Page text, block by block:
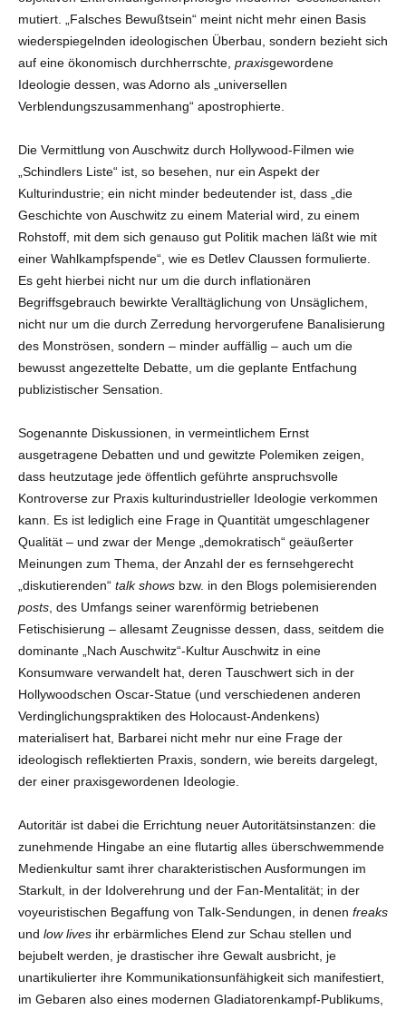
mutiert. „Falsches Bewußtsein“ meint nicht mehr einen Basis
wiederspiegelnden ideologischen Überbau, sondern bezieht sich
auf eine ökonomisch durchherrschte, praxisgewordene
Ideologie dessen, was Adorno als „universellen
Verblendungszusammenhang“ apostrophierte.
Die Vermittlung von Auschwitz durch Hollywood-Filmen wie
„Schindlers Liste“ ist, so besehen, nur ein Aspekt der
Kulturindustrie; ein nicht minder bedeutender ist, dass „die
Geschichte von Auschwitz zu einem Material wird, zu einem
Rohstoff, mit dem sich genauso gut Politik machen läßt wie mit
einer Wahlkampfspende“, wie es Detlev Claussen formulierte.
Es geht hierbei nicht nur um die durch inflationären
Begriffsgebrauch bewirkte Veralltäglichung von Unsäglichem,
nicht nur um die durch Zerredung hervorgerufene Banalisierung
des Monströsen, sondern – minder auffällig – auch um die
bewusst angezettelte Debatte, um die geplante Entfachung
publizistischer Sensation.
Sogenannte Diskussionen, in vermeintlichem Ernst
ausgetragene Debatten und und gewitzte Polemiken zeigen,
dass heutzutage jede öffentlich geführte anspruchsvolle
Kontroverse zur Praxis kulturindustrieller Ideologie verkommen
kann. Es ist lediglich eine Frage in Quantität umgeschlagener
Qualität – und zwar der Menge „demokratisch“ geäußerter
Meinungen zum Thema, der Anzahl der es fernsehgerecht
„diskutierenden“ talk shows bzw. in den Blogs polemisierenden
posts, des Umfangs seiner warenförmig betriebenen
Fetischisierung – allesamt Zeugnisse dessen, dass, seitdem die
dominante „Nach Auschwitz“-Kultur Auschwitz in eine
Konsumware verwandelt hat, deren Tauschwert sich in der
Hollywoodschen Oscar-Statue (und verschiedenen anderen
Verdinglichungspraktiken des Holocaust-Andenkens)
materialisert hat, Barbarei nicht mehr nur eine Frage der
ideologisch reflektierten Praxis, sondern, wie bereits dargelegt,
der einer praxisgewordenen Ideologie.
Autoritär ist dabei die Errichtung neuer Autoritätsinstanzen: die
zunehmende Hingabe an eine flutartig alles überschwemmende
Medienkultur samt ihrer charakteristischen Ausformungen im
Starkult, in der Idolverehrung und der Fan-Mentalität; in der
voyeuristischen Begaffung von Talk-Sendungen, in denen freaks
und low lives ihr erbärmliches Elend zur Schau stellen und
bejubelt werden, je drastischer ihre Gewalt ausbricht, je
unartikulierter ihre Kommunikationsunfähigkeit sich manifestiert,
im Gebaren also eines modernen Gladiatorenkampf-Publikums,